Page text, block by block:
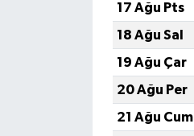
17 Ağu Pts
18 Ağu Sal
19 Ağu Çar
20 Ağu Per
21 Ağu Cum